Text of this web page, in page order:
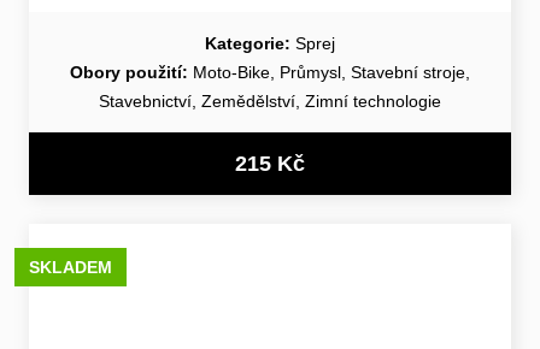
Kategorie: Sprej
Obory použití: Moto-Bike, Průmysl, Stavební stroje,
Stavebnictví, Zemědělství, Zimní technologie
215 Kč
SKLADEM